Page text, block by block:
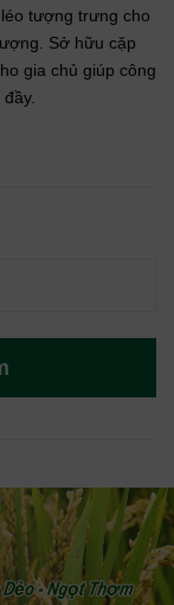
tượng trưng cho
Sở hữu cặp
gia chủ giúp công